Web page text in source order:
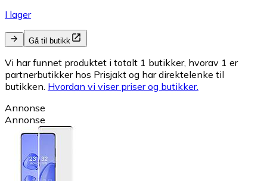
I lager
Gå til butikk
Vi har funnet produktet i totalt 1 butikker, hvorav 1 er
partnerbutikker hos Prisjakt og har direktelenke til
butikken. Hvordan vi viser priser og butikker.
Annonse
Annonse